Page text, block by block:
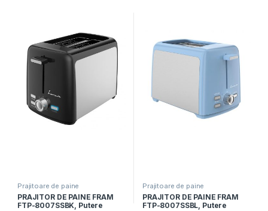
Prajitoare de paine
PRAJITOR DE PAINE FRAM
FTP-8007SSBK, Putere
Prajitoare de paine
PRAJITOR DE PAINE FRAM
FTP-8007SSBL, Putere